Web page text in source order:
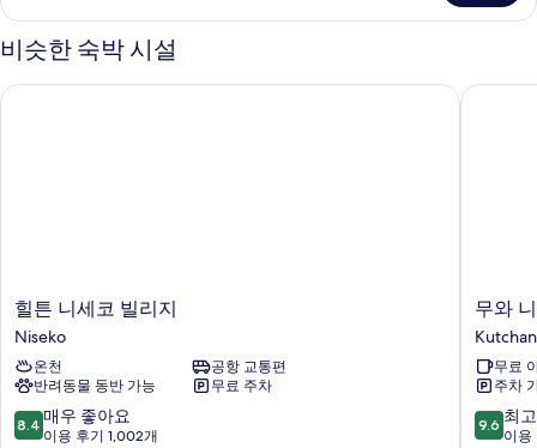
사
진
모
위
트
(Tsuki
Suite,
4
비슷한 숙박 시설
힐
튼
니
세
코
빌
리
힐튼 니세코 빌리지
Niseko
온천
공항 교통편
반려동물 동반 가능
무료 주차
10
점
8.4 매우 좋아요
이용 후기 1,002개
힐튼 니세코 빌리지
무
와
니
세
코
Kutchan
무와
Kutchan
무료
주차
10
점
9.6 최
이용
무와 니